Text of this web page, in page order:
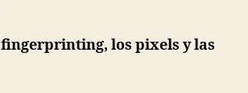
fingerprinting, los pixels y las